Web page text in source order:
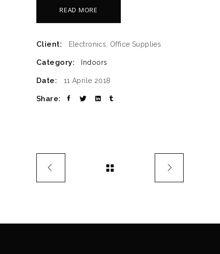
READ MORE
Client: Electronics, Office Supplies
Category: Indoors
Date: 11 Aprile 2018
Share: